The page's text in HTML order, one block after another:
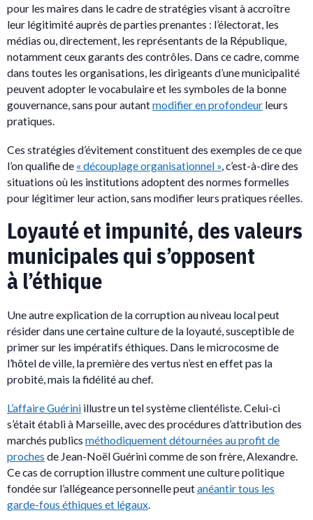
pour les maires dans le cadre de stratégies visant à accroître
leur légitimité auprès de parties prenantes : l’électorat, les
médias ou, directement, les représentants de la République,
notamment ceux garants des contrôles. Dans ce cadre, comme
dans toutes les organisations, les dirigeants d’une municipalité
peuvent adopter le vocabulaire et les symboles de la bonne
gouvernance, sans pour autantmodifier en profondeur leurs
pratiques.
Ces stratégies d’évitement constituent des exemples de ce que
l’on qualifie de « découplage organisationnel » , c’est-à-dire des
situations où les institutions adoptent des normes formelles
pour légitimer leur action, sans modifier leurs pratiques réelles.
Loyauté et impunité, des valeurs
municipales qui s’opposent
à l’éthique
Une autre explication de la corruption au niveau local peut
résider dans une certaine culture de la loyauté, susceptible de
primer sur les impératifs éthiques. Dans le microcosme de
l’hôtel de ville, la première des vertus n’est en effet pas la
probité, mais la fidélité au chef.
L’affaire Guérini illustre un tel système clientéliste. Celui-ci
s’était établi à Marseille, avec des procédures d’attribution des
marchés publics méthodiquement détournées au profit de
proches de Jean-Noël Guérini comme de son frère, Alexandre.
Ce cas de corruption illustre comment une culture politique
fondée sur l’allégeance personnelle peutanéantir tous les
garde-fous éthiques et légaux